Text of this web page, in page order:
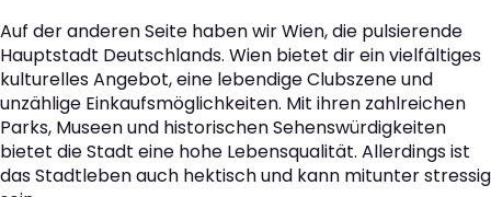
Auf der anderen Seite haben wir Wien, die pulsierende
Hauptstadt Deutschlands. Wien bietet dir ein vielfältiges
kulturelles Angebot, eine lebendige Clubszene und
unzählige Einkaufsmöglichkeiten. Mit ihren zahlreichen
Parks, Museen und historischen Sehenswürdigkeiten
bietet die Stadt eine hohe Lebensqualität. Allerdings ist
das Stadtleben auch hektisch und kann mitunter stressig